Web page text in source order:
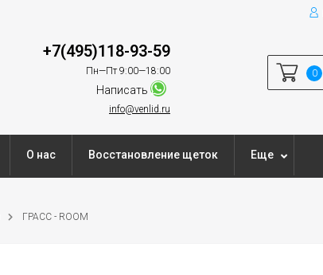
+7(495)118-93-59
Пн—Пт 9:00—18:00
Написать
info@venlid.ru
0
О нас Восстановление щеток Еще
ГРАСС - ROOM